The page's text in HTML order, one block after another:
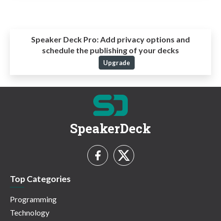
Speaker Deck Pro:Add privacy options and
schedule the publishing of your decks
Upgrade
SpeakerDeck
Top Categories
Programming
Technology